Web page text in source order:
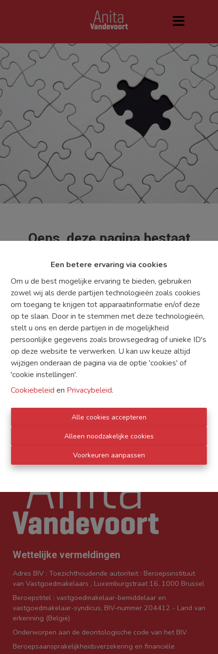
Een betere ervaring via cookies
Om u de best mogelijke ervaring te bieden, gebruiken
zowel wij als derde partijen technologieën zoals cookies
om toegang te krijgen tot apparaatinformatie en/of deze
op te slaan. Door in te stemmen met deze technologieën,
stelt u ons en derde partijen in de mogelijkheid
persoonlijke gegevens zoals browsegedrag of unieke ID's
op deze website te verwerken. U kan uw keuze altijd
wijzigen onderaan de pagina via de optie 'cookies' of
'cookie instellingen'.
Cookiebeleid en Privacybeleid.
Alle cookies accepteren
Alleen noodzakelijke cookies
Voorkeuren aanpassen
Oeps, deze pagina bestaat
Te koop Te huur
Wettelijke vermeldingen
Adres BIV : Toezichthoudende autoriteit : Beroepsinstituut
van Vastgoedmakelaars , Luxemburgstraat 16, 1000 Brussel
Beroepstitel : vastgoedmakelaar-bemiddelaar en
vastgoedmakelaar-syndicus, BIV-nummer 204412 - Land van
erkenning (België)
Onderworpen aan de deontologische code van het BIV
Beroepsaansprakelijkheidsverzekering en financiële